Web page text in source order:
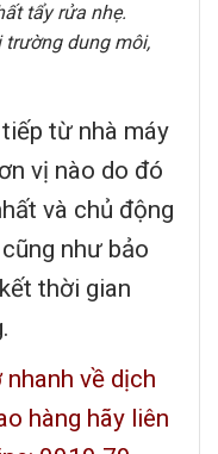
tẩy rửa nhẹ.
dung môi,
từ nhà máy
vị nào do đó
và chủ động
như bảo
thời gian
về dịch
hàng hãy liên